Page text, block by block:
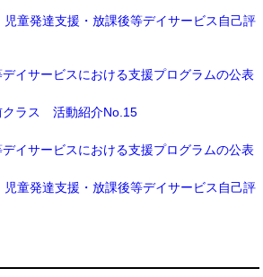
童発達支援・放課後等デイサービス自己評
イサービスにおける支援プログラムの公表
ラス 活動紹介No.15
イサービスにおける支援プログラムの公表
童発達支援・放課後等デイサービス自己評